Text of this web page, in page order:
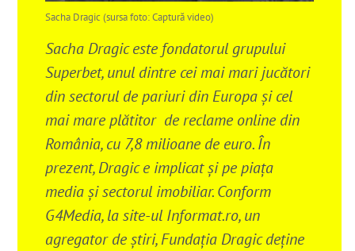
Sacha Dragic (sursa foto: Captură video)
Sacha Dragic este fondatorul grupului
Superbet, unul dintre cei mai mari jucători
din sectorul de pariuri din Europa și cel
mai mare plătitor de reclame online din
România, cu 7,8 milioane de euro. În
prezent, Dragic e implicat și pe piața
media și sectorul imobiliar. Conform
G4Media, la site-ul Informat.ro, un
agregator de știri, Fundația Dragic deține